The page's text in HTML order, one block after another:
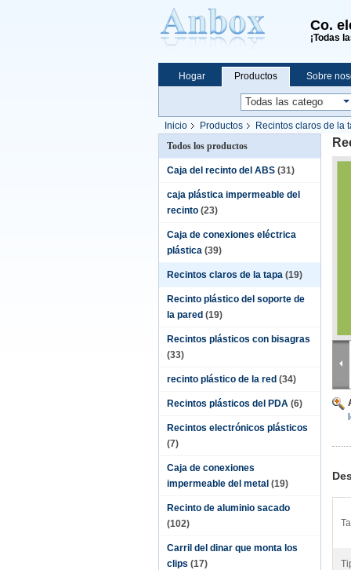
Co.
¡Todas
Hogar Productos Sobre
Compras en línea
Inicio
Productos
Recintos claros de la
Todos los productos
Caja del recinto del ABS (31)
caja plástica impermeable del
recinto (23)
Caja de conexiones eléctrica
plástica (39)
Recintos claros de la tapa (19)
Recinto plástico del soporte de
la pared (19)
Recintos plásticos con bisagras
(33)
recinto plástico de la red (34)
Recintos plásticos del PDA (6)
Recintos electrónicos plásticos
(7)
Caja de conexiones
impermeable del metal (19)
Recinto de aluminio sacado
(102)
Carril del dinar que monta los
clips (17)